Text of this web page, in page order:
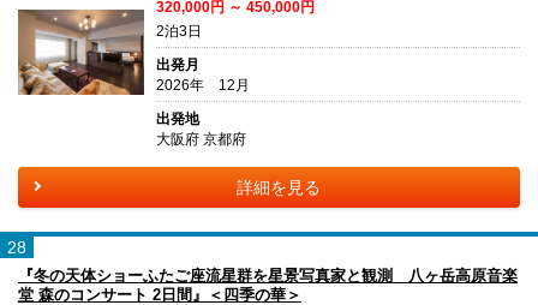
320,000円 ～ 450,000円
2泊3日
出発月
2026年 12月
出発地
大阪府 京都府
詳細を見る
28
『冬の天体ショーふたご座流星群を星景写真家と観測 八ヶ岳高原音楽
堂 森のコンサート 2日間』＜四季の華＞